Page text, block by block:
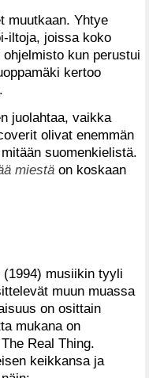
muutkaan. Yhtye
iltoja, joissa koko
kun perustui
kertoo
juolahtaa, vaikka
olivat enemmän
suomenkielistä.
miestä on koskaan
musiikin tyyli
muun muassa
on osittain
mukana on
Real Thing.
keikkansa ja